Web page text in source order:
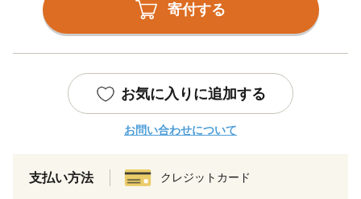
寄付する
お気に入りに追加する
お問い合わせについて
支払い方法 クレジットカード